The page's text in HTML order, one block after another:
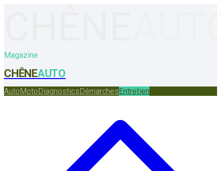
Magazine
CHÊNEAUTO
Auto Moto Diagnostics Démarches Entretien